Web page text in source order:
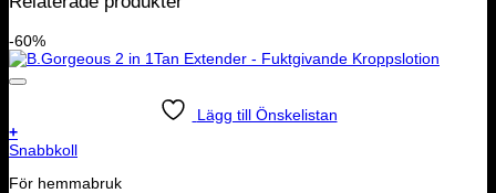
-60%
Lägg till Önskelistan
+
Snabbkoll
För hemmabruk